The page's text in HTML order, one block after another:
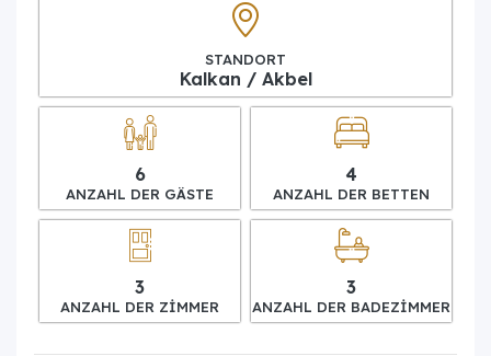
STANDORT
Kalkan / Akbel
6
ANZAHL DER GÄSTE
4
ANZAHL DER BETTEN
3
ANZAHL DER ZIMMER
3
ANZAHL DER BADEZIMMER